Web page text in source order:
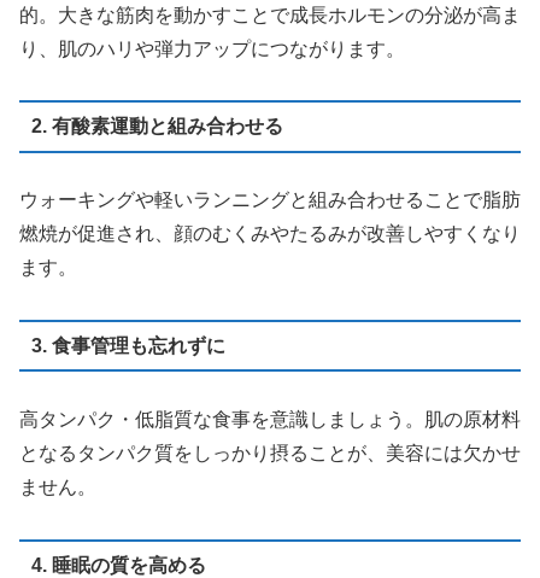
的。大きな筋肉を動かすことで成長ホルモンの分泌が高ま
り、肌のハリや弾力アップにつながります。
2. 有酸素運動と組み合わせる
ウォーキングや軽いランニングと組み合わせることで脂肪
燃焼が促進され、顔のむくみやたるみが改善しやすくなり
ます。
3. 食事管理も忘れずに
高タンパク・低脂質な食事を意識しましょう。肌の原材料
となるタンパク質をしっかり摂ることが、美容には欠かせ
ません。
4. 睡眠の質を高める